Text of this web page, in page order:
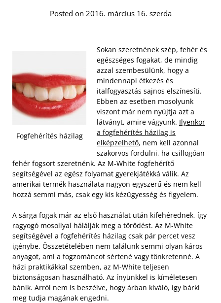
Posted on 2016. március 16. szerda
Fogfehérítés házilag
Sokan szeretnének szép, fehér és
egészséges fogakat, de mindig
azzal szembesülünk, hogy a
mindennapi étkezés és
italfogyasztás sajnos elszínesíti.
Ebben az esetben mosolyunk
viszont már nem nyújtja azt a
látványt, amire vágyunk. Ilyenkor
a fogfehérítés házilag is
elképzelhető, nem kell azonnal
szakorvos fordulni, ha csillogóan
fehér fogsort szeretnénk. Az M-White fogfehérítő
segítségével az egész folyamat gyerekjátékká válik. Az
amerikai termék használata nagyon egyszerű és nem kell
hozzá semmi más, csak egy kis kézügyesség és figyelem.
A sárga fogak már az első használat után kifehérednek, így
ragyogó mosollyal hálálják meg a törődést. Az M-White
segítségével a fogfehérítés házilag csak pár percet vesz
igénybe. Összetételében nem találunk semmi olyan káros
anyagot, ami a fogzománcot sértené vagy tönkretenné. A
házi praktikákkal szemben, az M-White teljesen
biztonságosan használható. Az ínyünkkel is kíméletesen
bánik. Arról nem is beszélve, hogy árban kiváló, így bárki
meg tudja magának engedni.